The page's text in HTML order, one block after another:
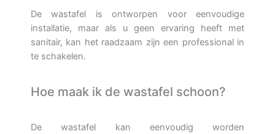
De wastafel is ontworpen voor eenvoudige
installatie, maar als u geen ervaring heeft met
sanitair, kan het raadzaam zijn een professional in
te schakelen.
Hoe maak ik de wastafel schoon?
De wastafel kan eenvoudig worden